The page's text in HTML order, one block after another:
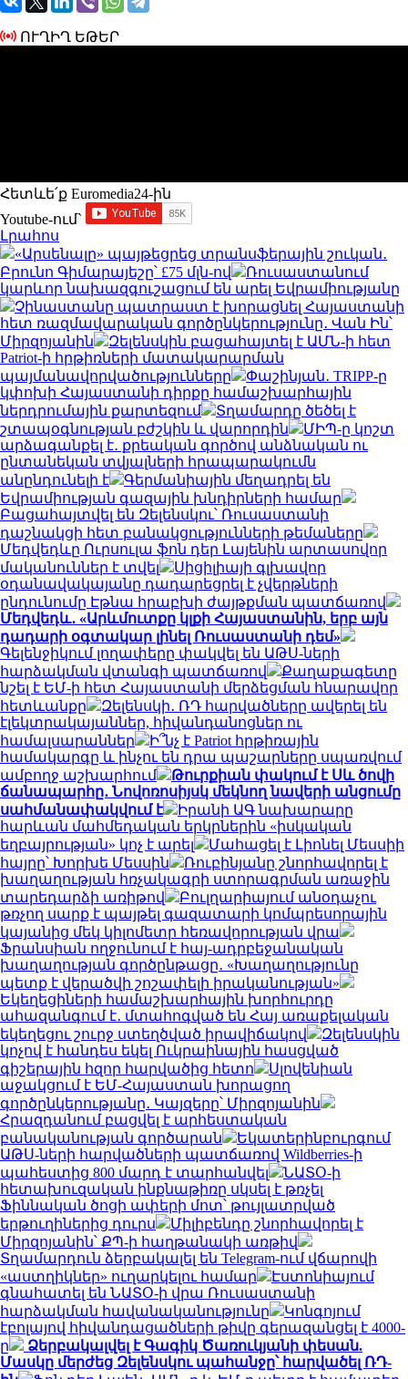
ՈՒՂԻՂ ԵԹԵՐ
Հետևե՛ք Euromedia24-ին
Youtube-ում`
Լրահոս
«Արսենալը» պայթեցրեց տրանսֆերային շուկան․
Բրունո Գիմարայեշը՝ £75 մլն-ով
Ռուսաստանում
կարևոր նախազգուշացում են արել Եվրամիությանը
Չինաստանը պատրաստ է խորացնել Հայաստանի
հետ ռազմավարական գործընկերությունը․ Վան Ին՝
Միրզոյանին
Զելենսկին բացահայտել է ԱՄՆ-ի հետ
Patriot-ի հրթիռների մատակարարման
պայմանավորվածությունները
Փաշինյան․ TRIPP-ը
կփոխի Հայաստանի դիրքը համաշխարհային
ներդրումային քարտեզում
Տղամարդը ծեծել է
շտապօգնության բժշկին և վարորդին
ՄԻՊ-ը կոշտ
արձագանքել է․ քրեական գործով անձնական ու
ընտանեկան տվյալների հրապարակումն
անընդունելի է
Գերմանիային մեղադրել են
Եվրամիության գազային խնդիրների համար
Բացահայտվել են Զելենսկու՝ Ռուսաստանի
դաշնակցի հետ բանակցությունների թեմաները
Մեդվեդևը Ուրսուլա ֆոն դեր Լայենին արտասովոր
մականուններ է տվել
Սիցիլիայի գլխավոր
օդանավակայանը դադարեցրել է չվերթների
ընդունումը Էթնա հրաբխի ժայթքման պատճառով
Մեդվեդև․ «Արևմուտքը կլքի Հայաստանին, երբ այն
դադարի օգտակար լինել Ռուսաստանի դեմ»
Գելենջիկում լողափերը փակվել են ԱԹՍ-ների
հարձակման վտանգի պատճառով
Քաղաքագետը
նշել է ԵՄ-ի հետ Հայաստանի մերձեցման հնարավոր
հետևանքը
Զելենսկի․ ՌԴ հարվածները ավերել են
էլեկտրակայաններ, հիվանդանոցներ ու
համալսարաններ
Ի՞նչ է Patriot հրթիռային
համակարգը և ինչու են դրա պաշարները սպառվում
ամբողջ աշխարհում
Թուրքիան փակում է Սև ծովի
ճանապարհը․ Նովոռոսիյսկ մեկնող նավերի անցումը
սահմանափակվում է
Իրանի ԱԳ նախարարը
հարևան մահմեդական երկրներին «իսկական
եղբայրության» կոչ է արել
Մահացել է Լիոնել Մեսսիի
հայրը՝ Խորխե Մեսսին
Ռուբինյանը շնորհավորել է
խաղաղության հռչակագրի ստորագրման առաջին
տարեդարձի առիթով
Բուլղարիայում անօդաչու
թռչող սարք է պայթել գազատարի կոմպրեսորային
կայանից մեկ կիլոմետր հեռավորության վրա
Ֆրանսիան ողջունում է հայ-ադրբեջանական
խաղաղության գործընթացը․ «Խաղաղությունը
պետք է վերածվի շոշափելի իրականության»
Եկեղեցիների համաշխարհային խորհուրդը
ահազանգում է․ մտահոգված են Հայ առաքելական
եկեղեցու շուրջ ստեղծված իրավիճակով
Զելենսկին
կոչով է հանդես եկել Ուկրաինային հասցված
գիշերային հզոր հարվածից հետո
Սլովենիան
աջակցում է ԵՄ-Հայաստան խորացող
գործընկերությանը․ Կայզերը՝ Միրզոյանին
Հրազդանում բացվել է արհեստական
բանականության գործարան
Եկատերինբուրգում
ԱԹՍ-ների հարվածների պատճառով Wildberries-ի
պահեստից 800 մարդ է տարհանվել
ՆԱՏՕ-ի
հետախուզական ինքնաթիռը սկսել է թռչել
Ֆիննական ծոցի ափերի մոտ՝ թույլատրված
երթուղիներից դուրս
Միլիբենդը շնորհավորել է
Միրզոյանին՝ ՔՊ-ի հաղթանակի առթիվ
Տղամարդուն ձերբակալել են Telegram-ում վճարովի
«աստղիկներ» ուղարկելու համար
Էստոնիայում
գնահատել են ՆԱՏՕ-ի վրա Ռուսաստանի
հարձակման հավանականությունը
Կոնգոյում
էբոլայով հիվանդացածների թիվը գերազանցել է 4000-
ը
Ձերբակալվել է Գագիկ Ծառուկյանի փեսան.
Մասկը մերժեց Զելենսկու պահանջը՝ հարվածել ՌԴ-